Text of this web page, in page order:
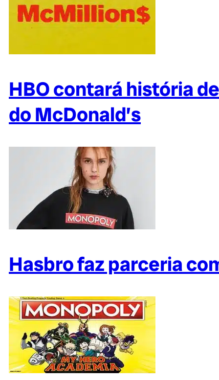
HBO contará história
do McDonald’s
Hasbro faz parceria